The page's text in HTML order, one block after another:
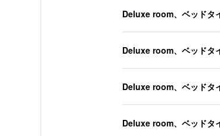
Deluxe room、ベッドタ
Deluxe room、ベッドタ
Deluxe room、ベッドタ
Deluxe room、ベッドタ